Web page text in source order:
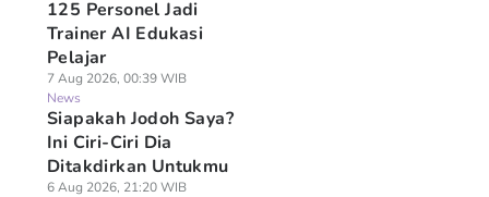
125 Personel Jadi
Trainer AI Edukasi
Pelajar
7 Aug 2026, 00:39 WIB
News
Siapakah Jodoh Saya?
Ini Ciri-Ciri Dia
Ditakdirkan Untukmu
6 Aug 2026, 21:20 WIB